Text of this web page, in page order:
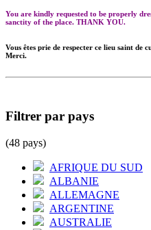
You are kindly requested to be properly
sanctity of the place. THANK YOU.
Vous êtes prie de respecter ce lieu saint de
Merci.
Filtrer par pays
(48 pays)
AFRIQUE DU SUD
ALBANIE
ALLEMAGNE
ARGENTINE
AUSTRALIE